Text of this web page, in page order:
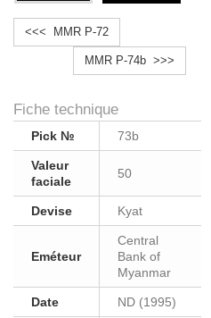
<<< MMR P-72
MMR P-74b >>>
Fiche technique
Pick № 73b
Valeur
faciale
50
Devise Kyat
Eméteur
Central
Bank of
Myanmar
Date ND (1995)